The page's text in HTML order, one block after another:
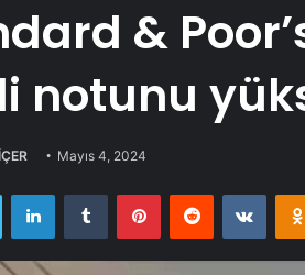
&
notunu
Mayıs 4, 2024
Twitter LinkedInTumblr PinterestReddit